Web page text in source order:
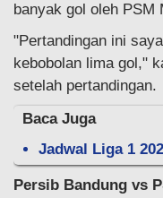
banyak gol oleh PSM
"Pertandingan ini
kebobolan lima gol,"
setelah pertandingan.
Baca Juga
Jadwal Liga 1
Persib Bandung vs